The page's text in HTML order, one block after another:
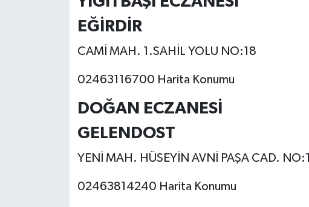
EĞİRDİR
CAMİ MAH. 1.SAHİL YOLU NO:18
02463116700 Harita Konumu
DOĞAN ECZANESİ
GELENDOST
YENİ MAH. HÜSEYİN AVNİ PAŞA CAD.
02463814240 Harita Konumu